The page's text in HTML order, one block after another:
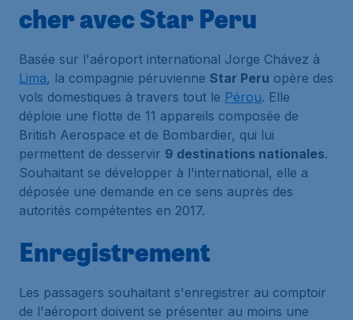
cher avec Star Peru
Basée sur l'aéroport international Jorge Chávez à
Lima, la compagnie péruvienne Star Peru opère des
vols domestiques à travers tout le Pérou. Elle
déploie une flotte de 11 appareils composée de
British Aerospace et de Bombardier, qui lui
permettent de desservir 9 destinations nationales.
Souhaitant se développer à l'international, elle a
déposée une demande en ce sens auprès des
autorités compétentes en 2017.
Enregistrement
Les passagers souhaitant s'enregistrer au comptoir
de l'aéroport doivent se présenter au moins une